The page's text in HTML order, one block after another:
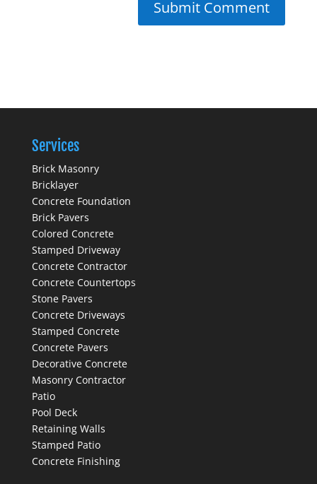
Services
Brick Masonry
Bricklayer
Concrete Foundation
Brick Pavers
Colored Concrete
Stamped Driveway
Concrete Contractor
Concrete Countertops
Stone Pavers
Concrete Driveways
Stamped Concrete
Concrete Pavers
Decorative Concrete
Masonry Contractor
Patio
Pool Deck
Retaining Walls
Stamped Patio
Concrete Finishing